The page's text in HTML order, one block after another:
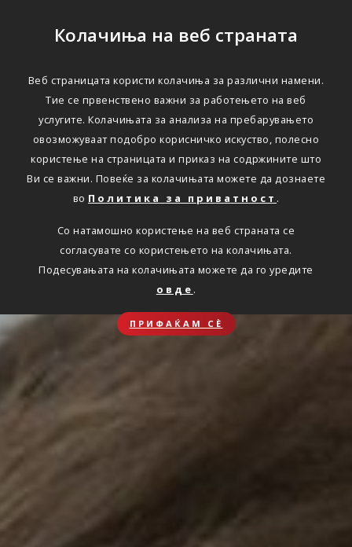
Колачиња на веб страната
Веб страницата користи колачиња за различни намени.
Тие се првенствено важни за работењето на веб
услугите. Колачињата за анализа на пребарувањето
овозможуваат подобро корисничко искуство, полесно
користење на страницата и приказ на содржините што
Ви се важни. Повеќе за колачињата можете да дознаете
во Политика за приватност .
Со натамошно користење на веб страната се
согласувате со користењето на колачињата.
Подесувањата на колачињата можете да го уредите
овде .
ПРИФАЌАМ СЀ